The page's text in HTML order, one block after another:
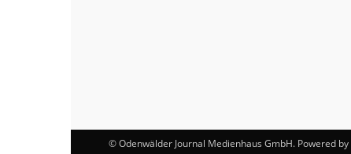
© Odenwälder Journal Medienhaus GmbH. Powered by